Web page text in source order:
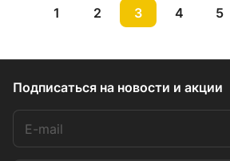
1 2 3 4 5
Подписаться на новости и акции